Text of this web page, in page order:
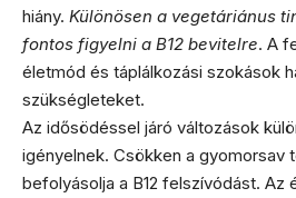
hiány. Különösen a vegetáriánus
fontos figyelni a B12 bevitelre. A
életmód és táplálkozási szokások
szükségleteket.
Az idősödéssel járó változások
igényelnek. Csökken a gyomorsav
befolyásolja a B12 felszívódást. Az